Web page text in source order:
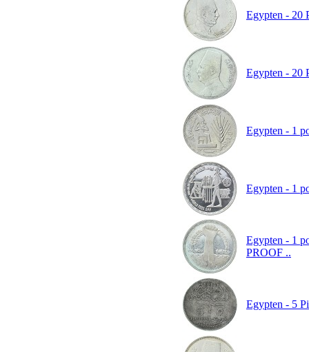
Egypten - 20
Egypten - 20
Egypten - 1
Egypten - 1
Egypten - 1
PROOF ..
Egypten - 5